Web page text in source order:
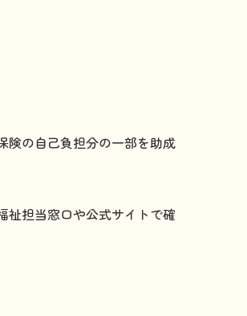
険の自己負担分の一部を助成
祉担当窓口や公式サイトで確